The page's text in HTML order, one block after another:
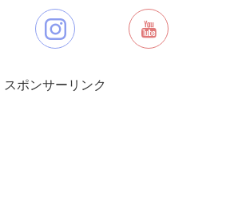
スポンサーリンク